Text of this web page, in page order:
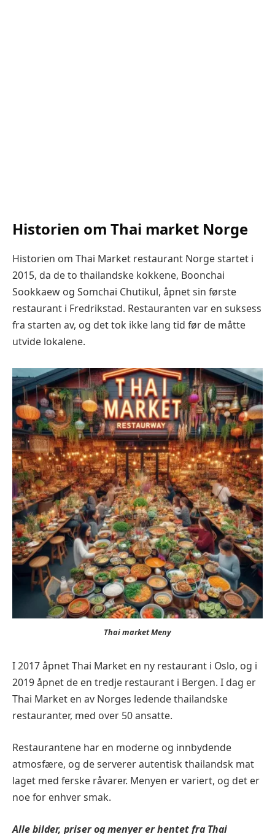
Historien om Thai market Norge
Historien om Thai Market restaurant Norge startet i
2015, da de to thailandske kokkene, Boonchai
Sookkaew og Somchai Chutikul, åpnet sin første
restaurant i Fredrikstad. Restauranten var en suksess
fra starten av, og det tok ikke lang tid før de måtte
utvide lokalene.
Thai market Meny
I 2017 åpnet Thai Market en ny restaurant i Oslo, og i
2019 åpnet de en tredje restaurant i Bergen. I dag er
Thai Market en av Norges ledende thailandske
restauranter, med over 50 ansatte.
Restaurantene har en moderne og innbydende
atmosfære, og de serverer autentisk thailandsk mat
laget med ferske råvarer. Menyen er variert, og det er
noe for enhver smak.
Alle bilder, priser og menyer er hentet fra Thai